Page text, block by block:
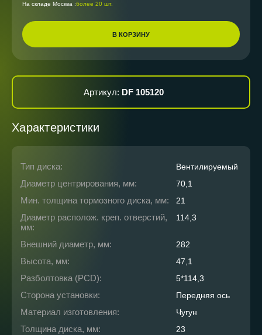
На складе Москва :более 20 шт.
В КОРЗИНУ
Артикул: DF 105120
Характеристики
Тип диска: Вентилируемый
Диаметр центрирования, мм: 70,1
Мин. толщина тормозного диска, мм: 21
Диаметр располож. креп. отверстий,
мм:
114,3
Внешний диаметр, мм: 282
Высота, мм: 47,1
Разболтовка (PCD): 5*114,3
Сторона установки: Передняя ось
Материал изготовления: Чугун
Толщина диска, мм: 23